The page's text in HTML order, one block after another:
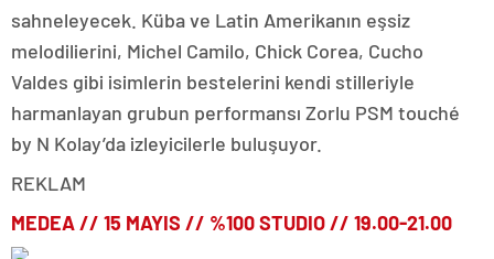
sahneleyecek. Küba ve Latin Amerikanın eşsiz
melodilierini, Michel Camilo, Chick Corea, Cucho
Valdes gibi isimlerin bestelerini kendi stilleriyle
harmanlayan grubun performansı Zorlu PSM touché
by N Kolay’da izleyicilerle buluşuyor.
REKLAM
MEDEA // 15 MAYIS // %100 STUDIO // 19.00-21.00